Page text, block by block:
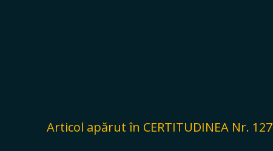
Articol apărut în CERTITUDINEA Nr. 127